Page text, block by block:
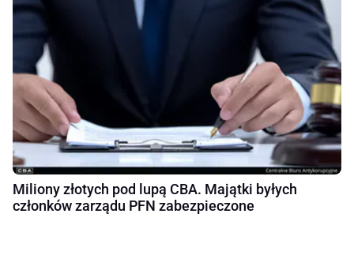
Miliony złotych pod lupą CBA. Majątki byłych
członków zarządu PFN zabezpieczone